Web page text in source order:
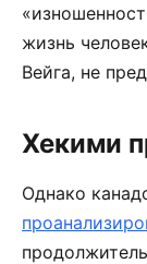
жизнь
Вейга, не
Хекими
Однако